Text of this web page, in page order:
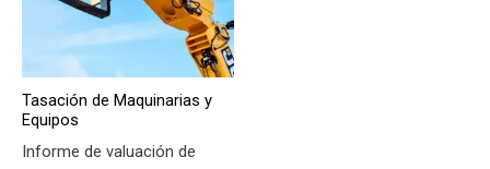
Tasación de Maquinarias y
Equipos
Informe de valuación de